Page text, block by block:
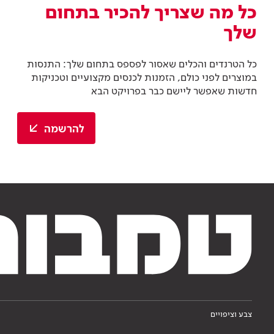
כל מה שצריך להכיר בתחום
שלך
כל הטרנדים והכלים שאסור לפספס בתחום שלך: התנסות
במוצרים לפני כולם, הזמנות לכנסים מקצועיים וטכניקות
חדשות שאפשר ליישם כבר בפרויקט הבא
להרשמה
צבע וציפויים